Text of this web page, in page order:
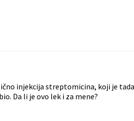
injekcija streptomicina, koji je
Da li je ovo lek i za mene?